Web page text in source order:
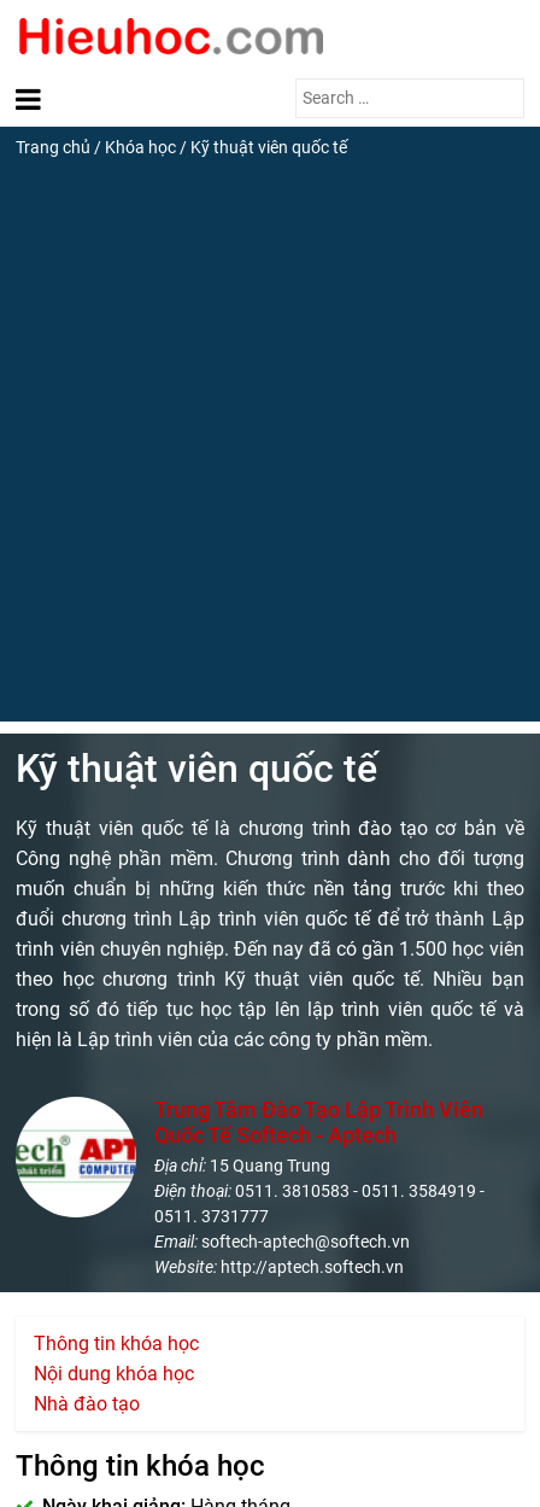
Search
Trang chủ / Khóa học / Kỹ thuật viên quốc tế
Kỹ thuật viên quốc tế
Kỹ thuật viên quốc tế là chương trình đào tạo cơ bản về
Công nghệ phần mềm. Chương trình dành cho đối tượng
muốn chuẩn bị những kiến thức nền tảng trước khi theo
đuổi chương trình Lập trình viên quốc tế để trở thành Lập
trình viên chuyên nghiệp. Đến nay đã có gần 1.500 học viên
theo học chương trình Kỹ thuật viên quốc tế. Nhiều bạn
trong số đó tiếp tục học tập lên lập trình viên quốc tế và
hiện là Lập trình viên của các công ty phần mềm.
Trung Tâm Đào Tạo Lập Trình Viên
Quốc Tế Softech - Aptech
Địa chỉ: 15 Quang Trung
Điện thoại:0511. 3810583 - 0511. 3584919 -
0511. 3731777
Email:softech-aptech@softech.vn
Website: http://aptech.softech.vn
Thông tin khóa học
Nội dung khóa học
Nhà đào tạo
Thông tin khóa học